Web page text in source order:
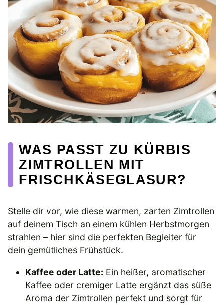
WAS PASST ZU KÜRBIS
ZIMTROLLEN MIT
FRISCHKÄSEGLASUR?
Stelle dir vor, wie diese warmen, zarten Zimtrollen
auf deinem Tisch an einem kühlen Herbstmorgen
strahlen – hier sind die perfekten Begleiter für
dein gemütliches Frühstück.
Kaffee oder Latte: Ein heißer, aromatischer
Kaffee oder cremiger Latte ergänzt das süße
Aroma der Zimtrollen perfekt und sorgt für